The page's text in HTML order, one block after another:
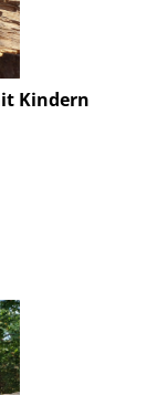
Kindern